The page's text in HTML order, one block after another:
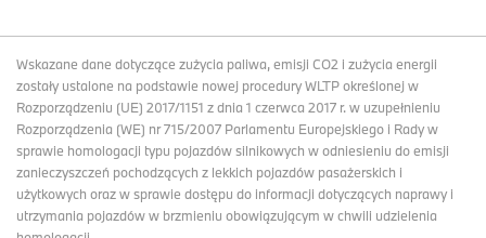
Wskazane dane dotyczące zużycia paliwa, emisji CO2 i zużycia energii
zostały ustalone na podstawie nowej procedury WLTP określonej w
Rozporządzeniu (UE) 2017/1151 z dnia 1 czerwca 2017 r. w uzupełnieniu
Rozporządzenia (WE) nr 715/2007 Parlamentu Europejskiego i Rady w
sprawie homologacji typu pojazdów silnikowych w odniesieniu do emisji
zanieczyszczeń pochodzących z lekkich pojazdów pasażerskich i
użytkowych oraz w sprawie dostępu do informacji dotyczących naprawy i
utrzymania pojazdów w brzmieniu obowiązującym w chwili udzielenia